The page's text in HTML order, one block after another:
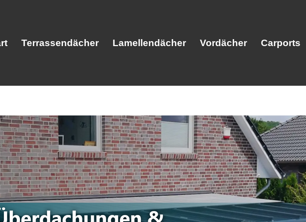
Terrassendächer Lamellendächer Vordächer Carports